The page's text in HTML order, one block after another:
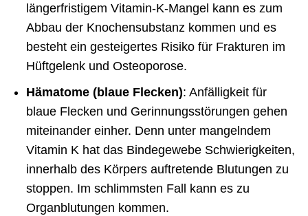
längerfristigem Vitamin-K-Mangel kann es zum
Abbau der Knochensubstanz kommen und es
besteht ein gesteigertes Risiko für Frakturen im
Hüftgelenk und Osteoporose.
Hämatome (blaue Flecken): Anfälligkeit für
blaue Flecken und Gerinnungsstörungen gehen
miteinander einher. Denn unter mangelndem
Vitamin K hat das Bindegewebe Schwierigkeiten,
innerhalb des Körpers auftretende Blutungen zu
stoppen. Im schlimmsten Fall kann es zu
Organblutungen kommen.